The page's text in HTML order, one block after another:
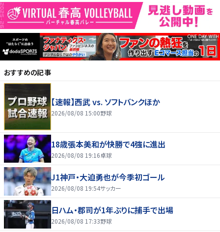
おすすめの記事
【速報】西武 vs. ソフトバンクほか
2026/08/08 15:00野球
18歳張本美和が快勝で4強に進出
2026/08/08 19:16卓球
J1神戸・大迫勇也が今季初ゴール
2026/08/08 19:54サッカー
日ハム・郡司が1年ぶりに捕手で出場
2026/08/08 17:33野球